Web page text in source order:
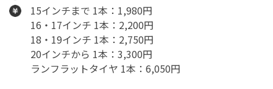
15インチまで 1本：1,980円
16・17インチ 1本：2,200円
18・19インチ 1本：2,750円
20インチから 1本：3,300円
ランフラットタイヤ 1本：6,050円